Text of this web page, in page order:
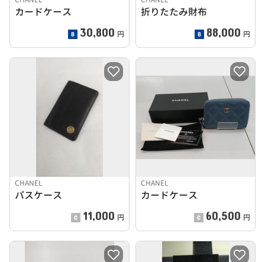
カードケース
30,800 円
折りたたみ財布
88,000 円
CHANEL
パスケース
11,000 円
CHANEL
カードケース
60,500 円